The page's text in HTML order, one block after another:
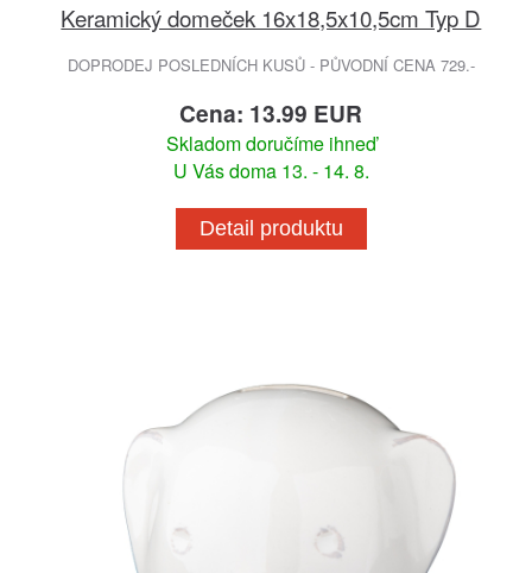
Keramický domeček 16x18,5x10,5cm Typ D
DOPRODEJ POSLEDNÍCH KUSŮ - PŮVODNÍ CENA 729.-
Cena: 13.99 EUR
Skladom doručíme ihneď
U Vás doma 13. - 14. 8.
Detail produktu